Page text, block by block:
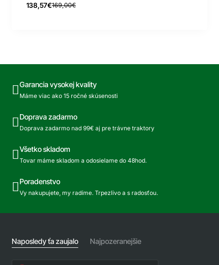
138,57€169,00€
Garancia vysokej kvality
Máme viac ako 15 ročné skúsenosti
Doprava zadarmo
Doprava zadarmo nad 99€ aj pre trávne traktory
Všetko skladom
Tovar máme skladom a odosielame do 48hod.
Poradenstvo
Vy nakupujete, my radíme. Trpezlivo a s radosťou.
Naposledy ťa zaujalo Najpozeranejšie